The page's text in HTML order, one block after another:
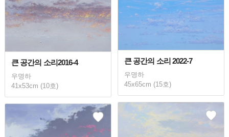
큰 공간의 소리2016-4
우명하
41x53cm (10호)
큰 공간의 소리 2022-7
우명하
45x65cm (15호)